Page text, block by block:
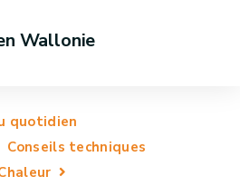
Wallonie
quotidien
Conseils techniques